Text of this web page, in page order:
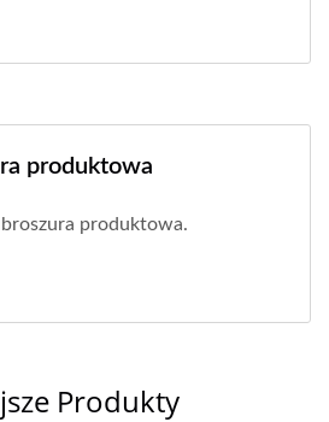
produktowa
produktowa.
Produkty